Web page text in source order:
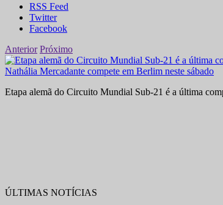
RSS Feed
Twitter
Facebook
Anterior Próximo
Nathália Mercadante compete em Berlim neste sábado
Etapa alemã do Circuito Mundial Sub-21 é a última
ÚLTIMAS NOTÍCIAS